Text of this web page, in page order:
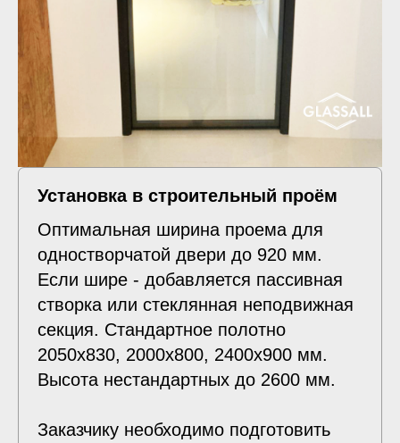
Установка в строительный проём
Оптимальная ширина проема для
одностворчатой двери до 920 мм.
Если шире - добавляется пассивная
створка или стеклянная неподвижная
секция. Стандартное полотно
2050х830, 2000х800, 2400х900 мм.
Высота нестандартных до 2600 мм.
Заказчику необходимо подготовить